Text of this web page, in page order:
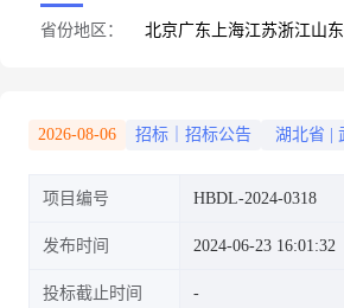
省份地区： 北京广东 上海江苏浙江山东
2026-08-06 招标｜招标公告 湖北省
项目编号 HBDL-2024-0318
发布时间 2024-06-23 16:01:32
投标截止时间